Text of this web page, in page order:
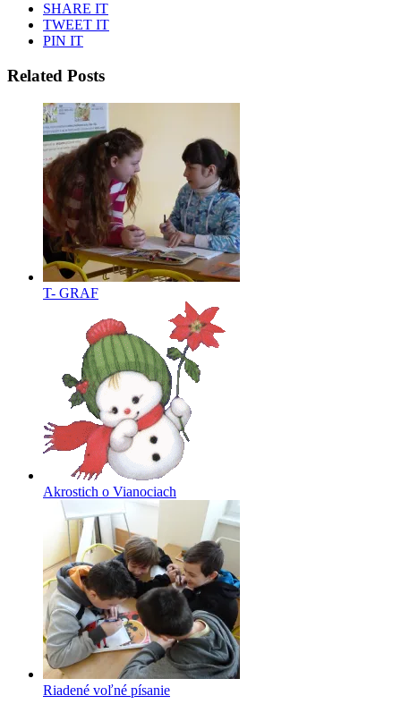
SHARE IT
TWEET IT
PIN IT
Related Posts
T- GRAF
Akrostich o Vianociach
Riadené voľné písanie